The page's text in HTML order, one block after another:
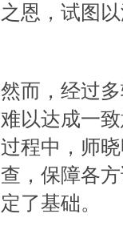
之恩，试图
然而，经过
难以达成一
过程中，师
查，保障各
定了基础。